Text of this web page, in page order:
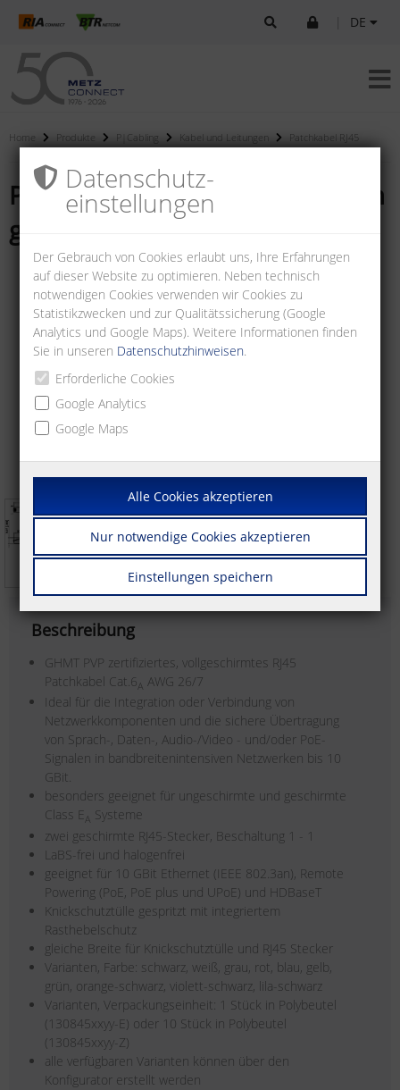
DE
Home Produkte P|Cabling Kabel und Leitungen Patchkabel RJ45
Patchkabel Cat.6A
AWG 26 0,5 m
grün
Beschreibung
GHMT PVP zertifiziertes, vollgeschirmtes RJ45
Patchkabel Cat.6A AWG 26/7
Ideal für die Integration oder Verbindung von
Netzwerkkomponenten und die sichere Übertragung
von Sprach-, Daten-, Audio-/Video - und/oder PoE-
Signalen in bandbreitenintensiven Netzwerken bis 10
GBit.
besonders geeignet für ungeschirmte und geschirmte
Class EA Systeme
zwei geschirmte RJ45-Stecker, Beschaltung 1 - 1
LaBS-frei und halogenfrei
geeignet für 10 GBit Ethernet (IEEE 802.3an), Remote
Powering (PoE, PoE plus und UPoE) und HDBaseT
Knickschutztülle gespritzt mit integriertem
Rasthebelschutz
gleiche Breite für Knickschutztülle und RJ45 Stecker
Varianten, Farbe: schwarz, weiß, grau, rot, blau, gelb,
grün, orange-schwarz, violett-schwarz, lila-schwarz
Varianten, Verpackungseinheit: 1 Stück in Polybeutel
(130845xxyy-E) oder 10 Stück in Polybeutel
(130845xxyy-Z)
alle verfügbaren Varianten können über den
Konfigurator erstellt werden
Datenschutz­
einstellungen
Der Gebrauch von Cookies erlaubt uns, Ihre Erfahrungen
auf dieser Website zu optimieren. Neben technisch
notwendigen Cookies verwenden wir Cookies zu
Statistikzwecken und zur Qualitätssicherung (Google
Analytics und Google Maps). Weitere Informationen finden
Sie in unseren Datenschutzhinweisen.
Erforderliche Cookies
Google Analytics
Google Maps
Alle Cookies akzeptieren
Nur notwendige Cookies akzeptieren
Einstellungen speichern